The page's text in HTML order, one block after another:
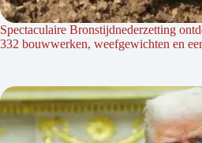
Spectaculaire Bronstijdnederzetting
332 bouwwerken, weefgewichten en